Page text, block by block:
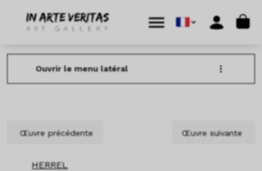
Cart
Œuvre précédente Œuvre suivante
HERREL
Ouvrir le menu latéral